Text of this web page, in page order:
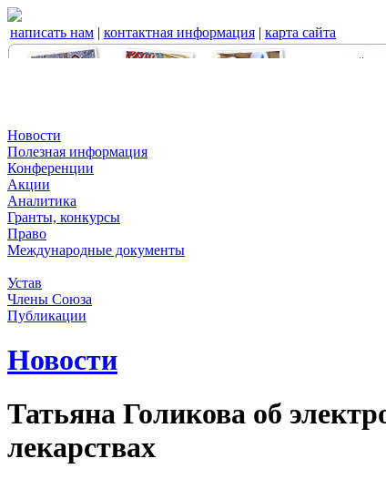
написать нам | контактная информация | карта сайта
Новости
Полезная информация
Конференции
Акции
Аналитика
Гранты, конкурсы
Право
Международные документы
Устав
Члены Союза
Публикации
Новости
Татьяна Голикова об
лекарствах